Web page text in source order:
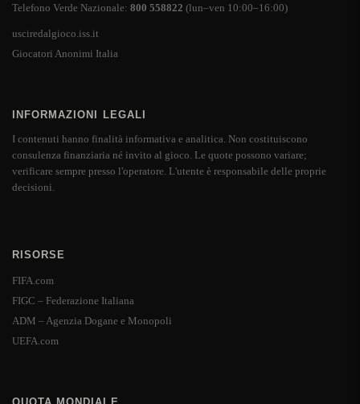
Telefono Verde Nazionale: 800 558822 (lun–ven 10:00–16:00)
usciredalgioco.iss.it
Giocatori Anonimi Italia
INFORMAZIONI LEGALI
I contenuti hanno finalità informativa e analitica. Non costituiscono
consulenza finanziaria né invito al gioco. Le quote possono variare;
verificare sempre presso l'operatore. L'utente è responsabile delle proprie
decisioni.
RISORSE
FIFA.com
FIGC – Federazione Italiana
ADM – Agenzia Dogane e Monopoli
UEFA.com